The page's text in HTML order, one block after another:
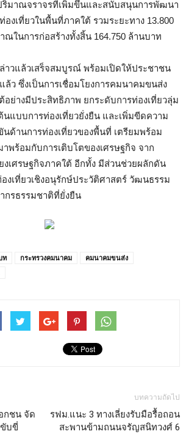
ริมาณจราจรที่เพิ่มขึ้นและสนับสนุนการพัฒนา
องเที่ยวในพื้นที่ภาคใต้ รวมระยะทาง 13.800
ณในการก่อสร้างทั้งสิ้น 164.750 ล้านบาท
าวแล้วเสร็จสมบูรณ์ พร้อมเปิดให้ประชาชน
ล้ว ซึ่งเป็นการเชื่อมโยงการคมนาคมขนส่ง
อย่างมีประสิทธิภาพ ยกระดับการท่องเที่ยวลุ่ม
นแบบการท่องเที่ยวยั่งยืน และเพิ่มขีดความ
นด้านการท่องเที่ยวของพื้นที่ เตรียมพร้อม
าพร้อมกับการเติบโตของเศรษฐกิจ จาก
งเศรษฐกิจภาคใต้ อีกทั้ง มีส่วนช่วยผลักดัน
งเที่ยวเชิงอนุรักษ์ประวัติศาสตร์ วัฒนธรรม
กรธรรมชาติที่ยั่งยืน
ท กระทรวงคมนาคม
คมนาคมขนส่ง
กชน จัด
บขี่
บทความถัดไป
รฟม.แนะ 3 ทางเลี่ยงรับมือรื้อถอน
สะพานข้ามถนนจรัญสนิทวงศ์ 6